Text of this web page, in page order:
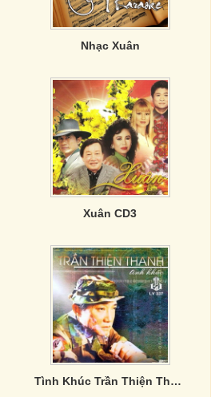
Nhạc Xuân
Xuân CD3
Tình Khúc Trần Thiện Thanh - CD4